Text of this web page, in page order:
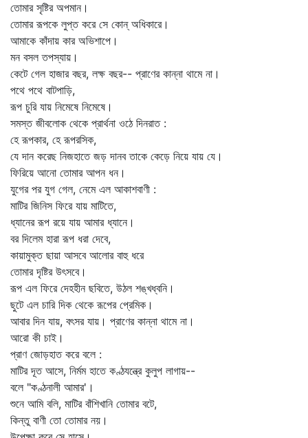
তোমার সৃষ্টির অপমান।
তোমার রূপকে লুপ্ত করে সে কোন্‌ অধিকারে।
আমাকে কাঁদায় কার অভিশাপে।
মন বসল তপস্যায়।
কেটে গেল হাজার বছর, লক্ষ বছর-- প্রাণের কান্না থামে না।
পথে পথে বাটপাড়ি,
রূপ চুরি যায় নিমেষে নিমেষে।
সমস্ত জীবলোক থেকে প্রার্থনা ওঠে দিনরাত :
হে রূপকার, হে রূপরসিক,
যে দান করেছ নিজহাতে জড় দানব তাকে কেড়ে নিয়ে যায় যে।
ফিরিয়ে আনো তোমার আপন ধন।
যুগের পর যুগ গেল, নেমে এল আকাশবাণী :
মাটির জিনিস ফিরে যায় মাটিতে,
ধ্যানের রূপ রয়ে যায় আমার ধ্যানে।
বর দিলেম হারা রূপ ধরা দেবে,
কায়ামুক্ত ছায়া আসবে আলোর বাহু ধরে
তোমার দৃষ্টির উৎসবে।
রূপ এল ফিরে দেহহীন ছবিতে, উঠল শঙ্খধ্বনি।
ছুটে এল চারি দিক থেকে রূপের প্রেমিক।
আবার দিন যায়, বৎসর যায়। প্রাণের কান্না থামে না।
আরো কী চাই।
প্রাণ জোড়হাত করে বলে :
মাটির দূত আসে, নির্মম হাতে কণ্ঠযন্ত্রে কুলুপ লাগায়--
বলে "কণ্ঠনালী আমার'।
শুনে আমি বলি, মাটির বাঁশিখানি তোমার বটে,
কিন্তু বাণী তো তোমার নয়।